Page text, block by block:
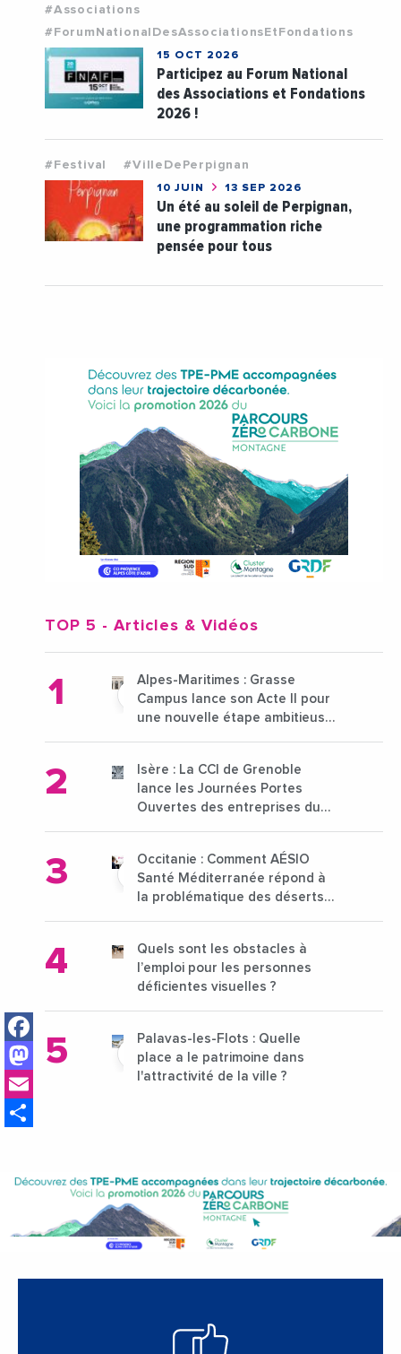
Facebook
Mastodon
#Associations
#ForumNationalDesAssociationsEtFondations
15 OCT 2026
Participez au Forum National
des Associations et Fondations
2026 !
#Festival #VilleDePerpignan
10 JUIN 13 SEP 2026
Un été au soleil de Perpignan,
une programmation riche
pensée pour tous
TOP 5 - Articles & Vidéos
Alpes-Maritimes : Grasse
Campus lance son Acte II pour
une nouvelle étape ambitieuse
Isère : La CCI de Grenoble
lance les Journées Portes
Ouvertes des entreprises du
Occitanie : Comment AÉSIO
Santé Méditerranée répond à
la problématique des déserts
Quels sont les obstacles à
l’emploi pour les personnes
déficientes visuelles ?
Palavas-les-Flots : Quelle
place a le patrimoine dans
l'attractivité de la ville ?